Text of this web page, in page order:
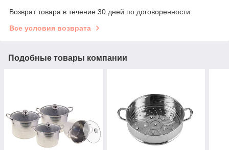
Возврат товара в течение 30 дней по договоренности
Все условия возврата
Подобные товары компании